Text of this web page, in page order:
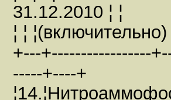
31.12.2010 ¦ ¦
¦ ¦ ¦(включительно)
+---+-----------------
-----+----+